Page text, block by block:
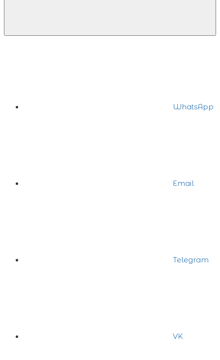
WhatsApp
Email
Telegram
VK